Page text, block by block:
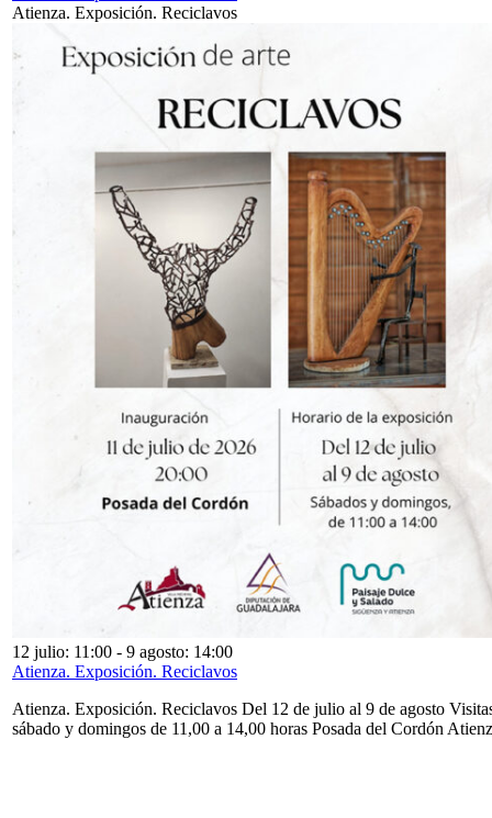
Atienza. Exposición. Reciclavos
12 julio: 11:00 - 9 agosto: 14:00
Atienza. Exposición. Reciclavos
Atienza. Exposición. Reciclavos Del 12 de julio al 9 de agosto
sábado y domingos de 11,00 a 14,00 horas Posada del Cordón